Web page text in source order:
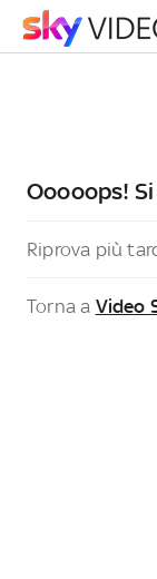
Ooooops!
Riprova più
Torna a Video